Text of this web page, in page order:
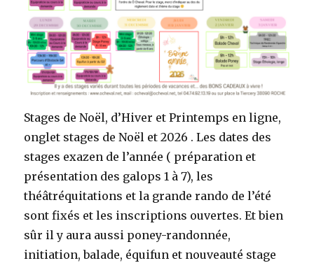
Stages de Noël, d’Hiver et Printemps en ligne,
onglet stages de Noël et 2026 . Les dates des
stages exazen de l’année ( préparation et
présentation des galops 1 à 7), les
théâtréquitations et la grande rando de l’été
sont fixés et les inscriptions ouvertes. Et bien
sûr il y aura aussi poney-randonnée,
initiation, balade, équifun et nouveauté stage